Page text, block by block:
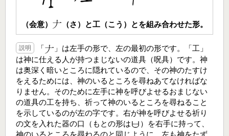
（会意） （さ）と工（こう）とを組み合わせた形。
説明 「
」は左手の形で、左の最初の形です。「工」
は神に仕える人が持つまじないの道具（呪具）です。神
は奥深く暗いところに隠れているので、その神のたすけ
をえるためには、神のいるところを尋ねあてなければな
りません。そのために左手に神を呼びよせるおまじない
の道具の工を持ち、祈って神のいるところを尋ねること
を示しているのが左の字です。右が神を呼びよせる祈り
の文を入れた器の口（もとの形は
）を右手に持って、
神のいるところを尋ねるのと同じように、左も神をたず